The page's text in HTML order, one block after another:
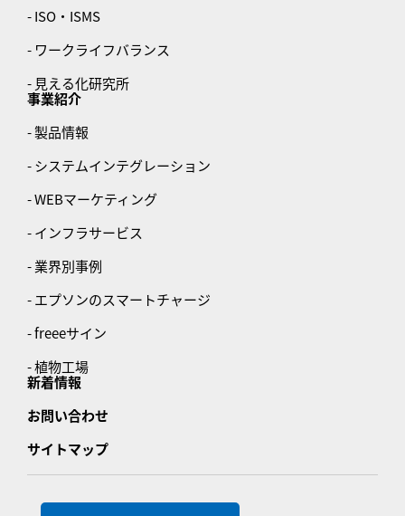
- ISO・ISMS
- ワークライフバランス
- 見える化研究所
事業紹介
- 製品情報
- システムインテグレーション
- WEBマーケティング
- インフラサービス
- 業界別事例
- エプソンのスマートチャージ
- freeeサイン
- 植物工場
新着情報
お問い合わせ
サイトマップ